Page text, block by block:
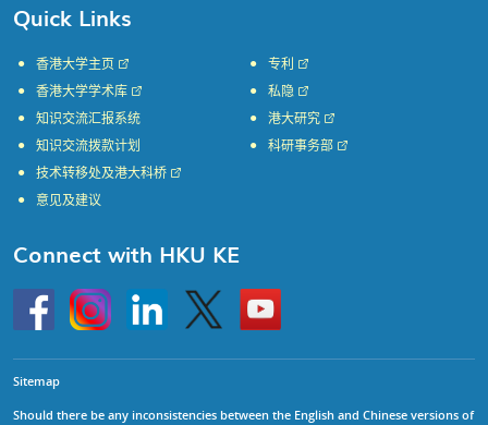
Quick Links
香港大学主页
香港大学学术库
知识交流汇报系统
知识交流拨款计划
专利
私隐
港大研究
科研事务部
技术转移处及港大科桥
意见及建议
Connect with HKU KE
HKU
InstagramLinkedin Twitter
Go
to
HKU
Sitemap
Should there be any inconsistencies between the English and Chinese versions of